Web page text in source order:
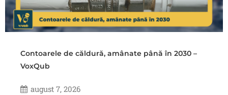
Contoarele de căldură, amânate până în 2030 –
VoxQub
august 7, 2026